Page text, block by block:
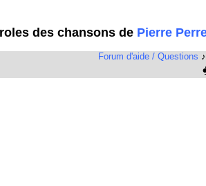
des chansons de Pierre
Forum d'aide / Questions